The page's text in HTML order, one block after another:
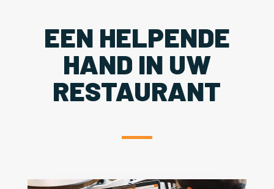
EEN HELPENDE
HAND IN UW
RESTAURANT